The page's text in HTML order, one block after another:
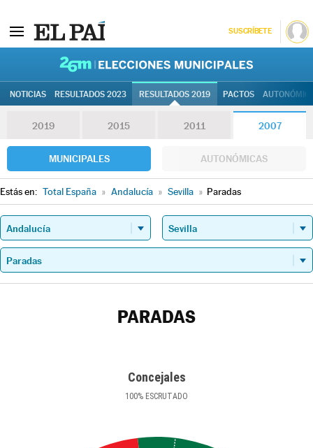
SUSCRÍBETE
NOTICIAS RESULTADOS 2023 RESULTADOS 2019 PACTOS
2019 2015 2011 2007
MUNICIPALES AUTONÓMICAS
Estás en: Total España » Andalucía » Sevilla » Paradas
PARADAS
Concejales
100% ESCRUTADO